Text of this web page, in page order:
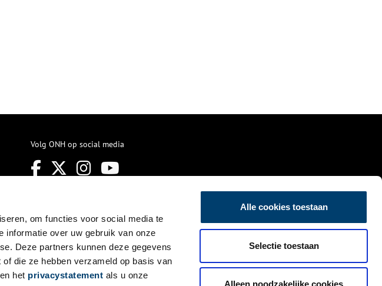
om functies voor social media te
informatie over uw gebruik van onze
Deze partners kunnen deze gegevens
die ze hebben verzameld op basis van
het privacystatement als u onze
Alle cookies toestaan
Selectie toestaan
Alleen noodzakelijke cookies
Volg ONH op social media